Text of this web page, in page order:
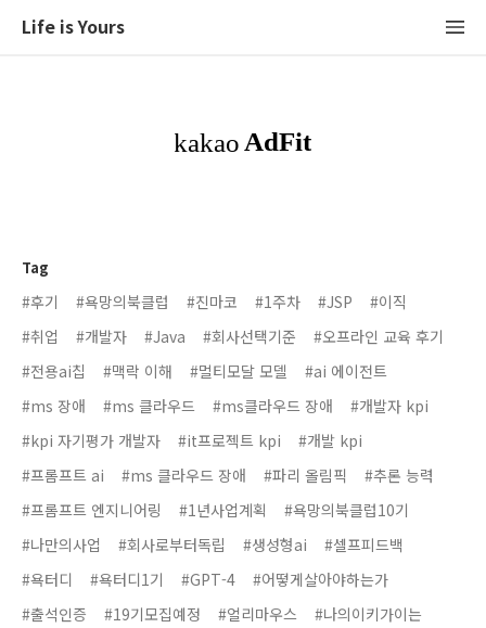
Life is Yours
Tag
#후기 #욕망의북클럽 #진마코 #1주차 #JSP
#이직
#취업
#개발자 #Java #회사선택기준
#오프라인 교육 후기
#전용ai칩
#맥락 이해 #멀티모달 모델
#ai 에이전트
#ms 장애
#ms 클라우드 #ms클라우드 장애
#개발자 kpi
#kpi 자기평가 개발자
#it프로젝트 kpi
#개발 kpi
#프롬프트 ai
#ms 클라우드 장애 #파리 올림픽
#추론 능력
#프롬프트 엔지니어링
#1년사업계획
#욕망의북클럽10기
#나만의사업
#회사로부터독립 #생성형ai
#셀프피드백
#욕터디
#욕터디1기 #GPT-4
#어떻게살아야하는가
#출석인증
#19기모집예정 #얼리마우스
#나의이키가이는